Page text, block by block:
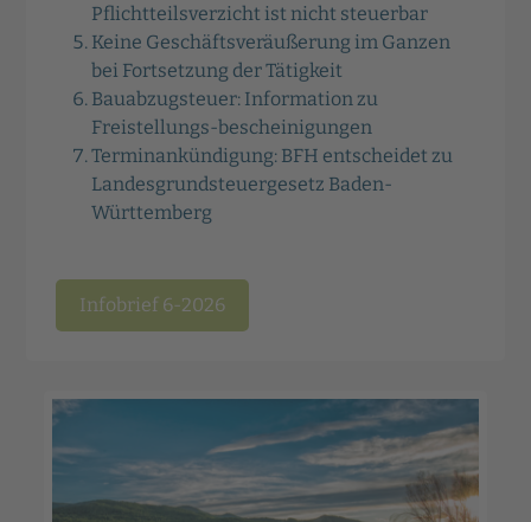
Pflichtteilsverzicht ist nicht steuerbar
Keine Geschäftsveräußerung im Ganzen
bei Fortsetzung der Tätigkeit
Bauabzugsteuer: Information zu
Freistellungs-bescheinigungen
Terminankündigung: BFH entscheidet zu
Landesgrundsteuergesetz Baden-
Württemberg
Infobrief 6-2026